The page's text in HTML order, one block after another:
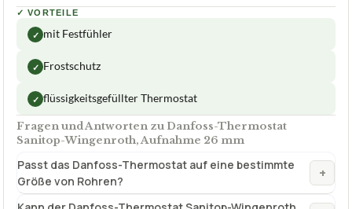
✓ VORTEILE
✓ mit Festfühler
✓ Frostschutz
✓ flüssigkeitsgefüllter Thermostat
Fragen und Antworten zu Danfoss-Thermostat
Sanitop-Wingenroth, Aufnahme 26 mm
Passt das Danfoss-Thermostat auf eine bestimmte
Größe von Rohren?
+